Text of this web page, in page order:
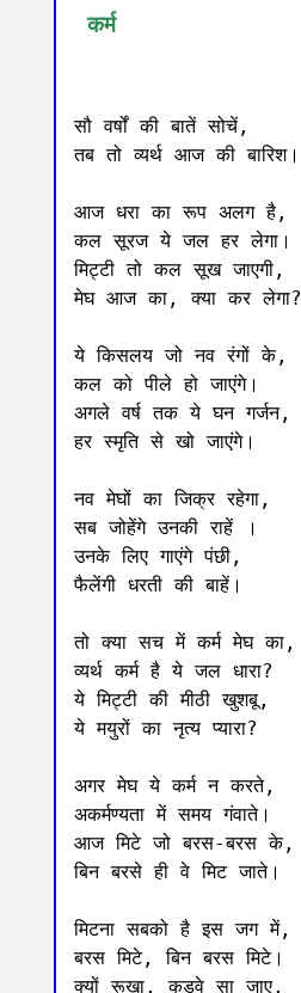
कर्म
सौ वर्षों की बातें सोचें,
तब तो व्यर्थ आज की बारिश।
आज धरा का रूप अलग है,
कल सूरज ये जल हर लेगा।
मिट्टी तो कल सूख जाएगी,
मेघ आज का, क्या कर लेगा?
ये किसलय जो नव रंगों के,
कल को पीले हो जाएंगे।
अगले वर्ष तक ये घन गर्जन,
हर स्मृति से खो जाएंगे।
नव मेघों का जिक्र रहेगा,
सब जोहेंगे उनकी राहें ।
उनके लिए गाएंगे पंछी,
फैलेंगी धरती की बाहें।
तो क्या सच में कर्म मेघ का,
व्यर्थ कर्म है ये जल धारा?
ये मिट्टी की मीठी खुशबू,
ये मयुरों का नृत्य प्यारा?
अगर मेघ ये कर्म न करते,
अकर्मण्यता में समय गंवाते।
आज मिटे जो बरस-बरस के,
बिन बरसे ही वे मिट जाते।
मिटना सबको है इस जग में,
बरस मिटे, बिन‌ बरस मिटे।
क्यों रूखा, कड़वे सा जाए,